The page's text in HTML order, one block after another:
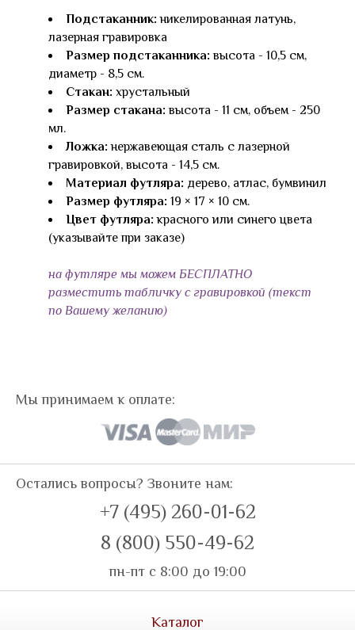
Подстаканник: никелированная латунь,
лазерная гравировка
Размер подстаканника: высота - 10,5 см,
диаметр - 8,5 см.
Стакан: хрустальный
Размер стакана: высота - 11 см, объем - 250
мл.
Ложка: нержавеющая сталь с лазерной
гравировкой, высота - 14,5 см.
Материал футляра: дерево, атлас, бумвинил
Размер футляра: 19 × 17 × 10 см.
Цвет футляра: красного или синего цвета
(указывайте при заказе)
на футляре мы можем БЕСПЛАТНО
разместить табличку с гравировкой (текст
по Вашему желанию)
Мы принимаем к оплате:
Остались вопросы? Звоните нам:
+7 (495) 260-01-62
8 (800) 550-49-62
пн-пт с 8:00 до 19:00
Каталог